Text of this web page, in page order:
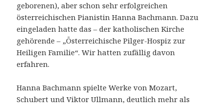
geborenen), aber schon sehr erfolgreichen
österreichischen Pianistin Hanna Bachmann. Dazu
eingeladen hatte das – der katholischen Kirche
gehörende – „Österreichische Pilger-Hospiz zur
Heiligen Familie“. Wir hatten zufällig davon
erfahren.
Hanna Bachmann spielte Werke von Mozart,
Schubert und Viktor Ullmann, deutlich mehr als